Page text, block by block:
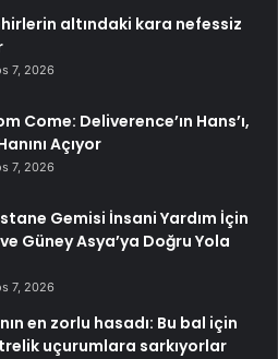
altındaki kara nefessiz
7, 2026
Come: Deliverence’ın Hans’ı,
Açıyor
7, 2026
Gemisi İnsani Yardım İçin
Güney Asya’ya Doğru Yola
7, 2026
en zorlu hasadı: Bu bal için
uçurumlara sarkıyorlar